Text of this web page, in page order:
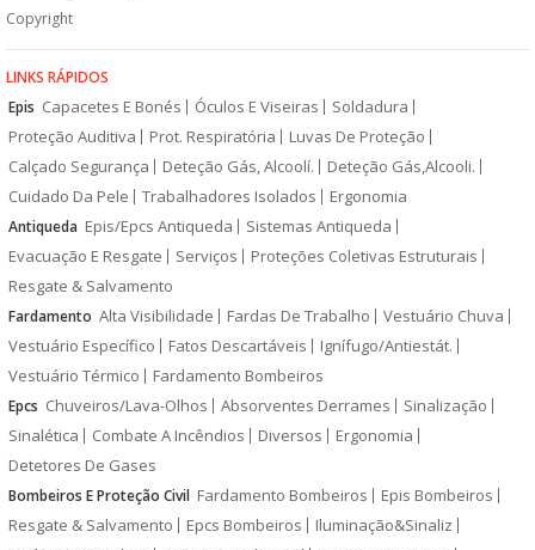
Copyright
LINKS RÁPIDOS
Epis Capacetes E Bonés Óculos E Viseiras
Soldadura
Proteção Auditiva
Prot. Respiratória
Luvas De Proteção
Calçado Segurança
Deteção Gás, Alcoolí.
Deteção Gás,Alcooli.
Cuidado Da Pele
Trabalhadores Isolados Ergonomia
Antiqueda Epis/Epcs Antiqueda
Sistemas Antiqueda
Evacuação E Resgate
Serviços
Proteções Coletivas Estruturais
Resgate & Salvamento
Fardamento Alta Visibilidade Fardas De Trabalho
Vestuário Chuva
Vestuário Específico
Fatos Descartáveis
Ignífugo/Antiestát.
Vestuário Térmico
Fardamento Bombeiros
Epcs Chuveiros/Lava-Olhos Absorventes Derrames
Sinalização
Sinalética
Combate A Incêndios Diversos
Ergonomia
Detetores De Gases
Bombeiros E Proteção Civil Fardamento Bombeiros
Epis Bombeiros
Resgate & Salvamento
Epcs Bombeiros
Iluminação&Sinaliz